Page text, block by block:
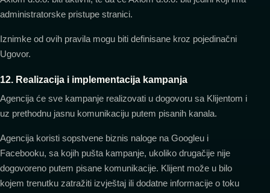
administratorske pristupe stranici.
Iznimke od ovih pravila mogu biti definisane kroz pojedinačni
Ugovor.
12. Realizacija i implementacija kampanja
Agencija će sve kampanje realizovati u dogovoru sa Klijentom i
uz prethodnu jasnu komunikaciju putem pisanih kanala.
Agencija koristi sopstvene biznis naloge na Googleu i
Facebooku, sa kojih pušta kampanje, ukoliko drugačije nije
dogovoreno putem pisane komunikacije. Klijent može u bilo
kojem trenutku zatražiti izvještaj ili dodatne informacije o toku